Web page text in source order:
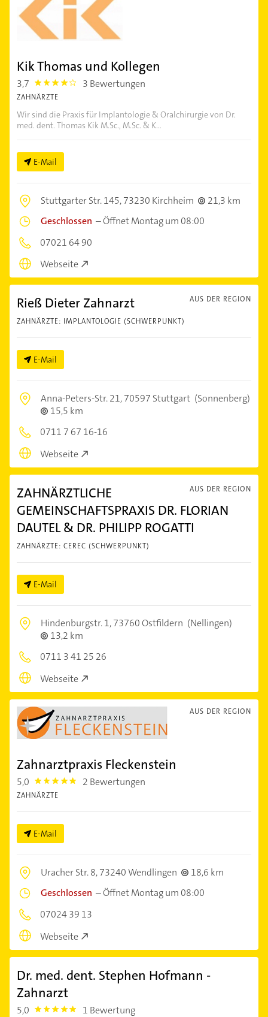
Kik Thomas und Kollegen
3,7 3.7 3 Bewertungen
ZAHNÄRZTE
Wir sind die Praxis für Implantologie & Oralchirurgie von Dr.
med. dent. Thomas Kik M.Sc., M.Sc. & K...
E-Mail
Stuttgarter Str. 145,73230 Kirchheim
21,3 km
Geschlossen –Öffnet Montag um 08:00
07021 64 90
Webseite
AUS DER REGION
Rieß Dieter Zahnarzt
ZAHNÄRZTE: IMPLANTOLOGIE (SCHWERPUNKT)
E-Mail
Anna-Peters-Str. 21,70597 Stuttgart (Sonnenberg)
15,5 km
0711 7 67 16-16
Webseite
AUS DER REGION
ZAHNÄRZTLICHE
GEMEINSCHAFTSPRAXIS DR. FLORIAN
DAUTEL & DR. PHILIPP ROGATTI
ZAHNÄRZTE: CEREC (SCHWERPUNKT)
E-Mail
Hindenburgstr. 1,73760 Ostfildern (Nellingen)
13,2 km
0711 3 41 25 26
Webseite
AUS DER REGION
Zahnarztpraxis Fleckenstein
5,0 5.0 2 Bewertungen
ZAHNÄRZTE
E-Mail
Uracher Str. 8,73240 Wendlingen
18,6 km
Geschlossen –Öffnet Montag um 08:00
07024 39 13
Webseite
Dr. med. dent. Stephen Hofmann -
Zahnarzt
5,0 5.0 1 Bewertung